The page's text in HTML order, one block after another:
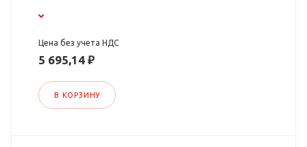
Цена без учета НДС
5 695,14 ₽
В КОРЗИНУ